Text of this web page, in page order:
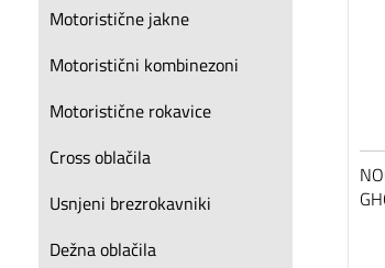
Motoristične jakne
Motoristični kombinezoni
Motoristične rokavice
Cross oblačila
Usnjeni brezrokavniki
Dežna oblačila